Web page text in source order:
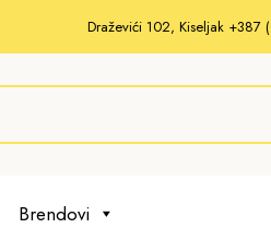
Draževići 102, Kiseljak
Brendovi